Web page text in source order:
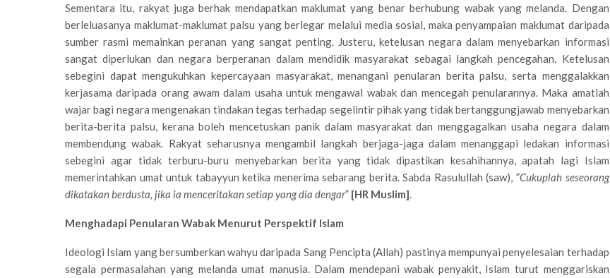
Sementara itu, rakyat juga berhak mendapatkan maklumat yang benar berhubung wabak yang melanda. Dengan
berleluasanya maklumat-maklumat palsu yang berlegar melalui media sosial, maka penyampaian maklumat daripada
sumber rasmi memainkan peranan yang sangat penting. Justeru, ketelusan negara dalam menyebarkan informasi
sangat diperlukan dan negara berperanan dalam mendidik masyarakat sebagai langkah pencegahan. Ketelusan
sebegini dapat mengukuhkan kepercayaan masyarakat, menangani penularan berita palsu, serta menggalakkan
kerjasama daripada orang awam dalam usaha untuk mengawal wabak dan mencegah penularannya. Maka amatlah
wajar bagi negara mengenakan tindakan tegas terhadap segelintir pihak yang tidak bertanggungjawab menyebarkan
berita-berita palsu, kerana boleh mencetuskan panik dalam masyarakat dan menggagalkan usaha negara dalam
membendung wabak. Rakyat seharusnya mengambil langkah berjaga-jaga dalam menanggapi ledakan informasi
sebegini agar tidak terburu-buru menyebarkan berita yang tidak dipastikan kesahihannya, apatah lagi Islam
memerintahkan umat untuk tabayyun ketika menerima sebarang berita. Sabda Rasulullah (saw), ”Cukuplah seseorang
dikatakan berdusta, jika ia menceritakan setiap yang dia dengar” [HR Muslim].
Menghadapi Penularan Wabak Menurut Perspektif Islam
Ideologi Islam yang bersumberkan wahyu daripada Sang Pencipta (Allah) pastinya mempunyai penyelesaian terhadap
segala permasalahan yang melanda umat manusia. Dalam mendepani wabak penyakit, Islam turut menggariskan